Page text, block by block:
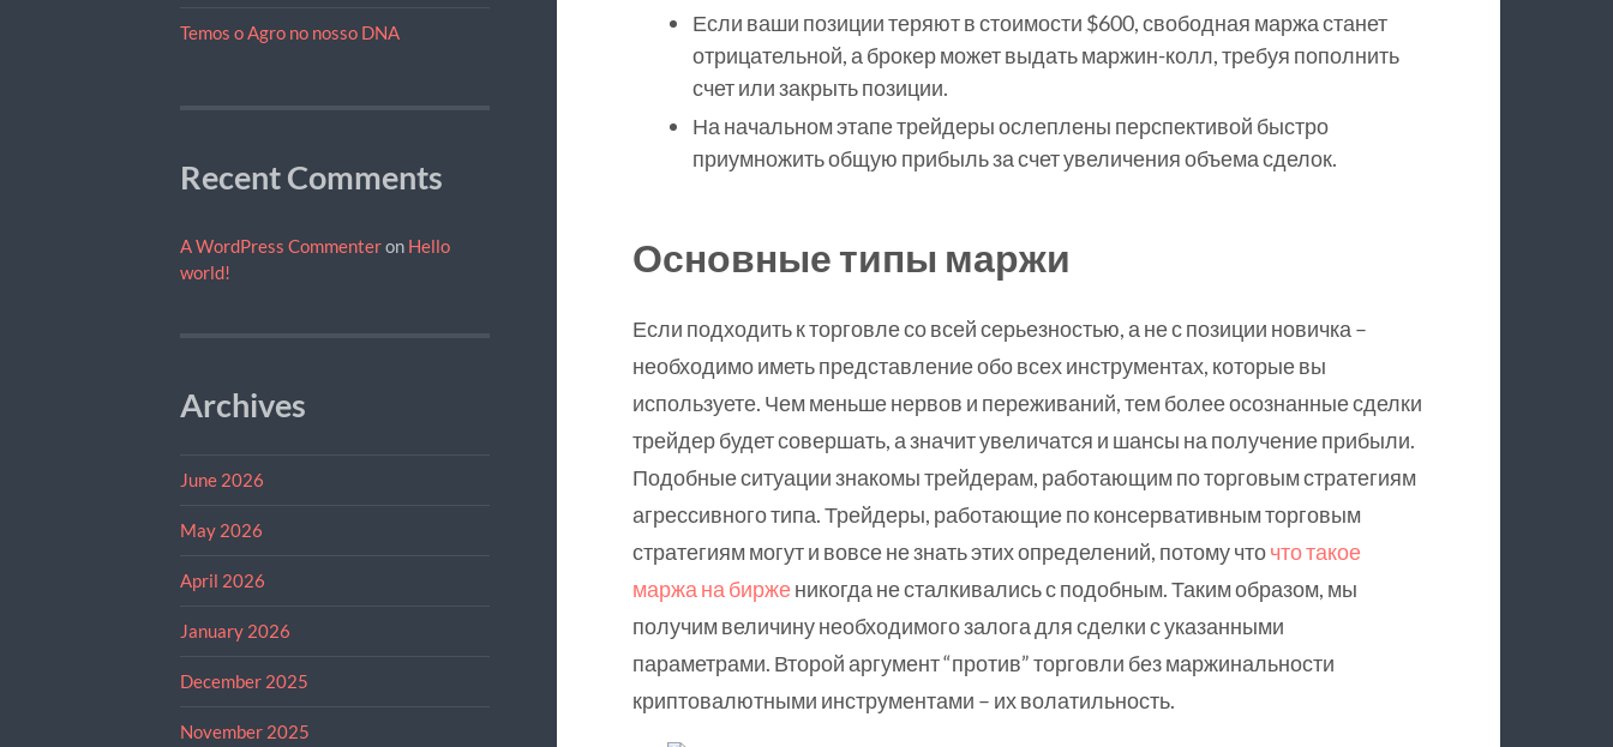
Temos o Agro no nosso DNA
Recent Comments
A WordPress Commenteron Hello
world!
Archives
June 2026
May 2026
April 2026
January 2026
December 2025
November 2025
Если ваши позиции теряют в стоимости $600, свободная маржа станет
отрицательной, а брокер может выдать маржин-колл, требуя пополнить
счет или закрыть позиции.
На начальном этапе трейдеры ослеплены перспективой быстро
приумножить общую прибыль за счет увеличения объема сделок.
Основные типы маржи
Если подходить к торговле со всей серьезностью, а не с позиции новичка –
необходимо иметь представление обо всех инструментах, которые вы
используете. Чем меньше нервов и переживаний, тем более осознанные сделки
трейдер будет совершать, а значит увеличатся и шансы на получение прибыли.
Подобные ситуации знакомы трейдерам, работающим по торговым стратегиям
агрессивного типа. Трейдеры, работающие по консервативным торговым
стратегиям могут и вовсе не знать этих определений, потому чточто такое
маржа на бирженикогда не сталкивались с подобным. Таким образом, мы
получим величину необходимого залога для сделки с указанными
параметрами. Второй аргумент “против” торговли без маржинальности
криптовалютными инструментами – их волатильность.